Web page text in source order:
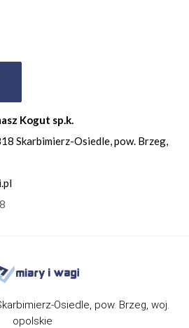
Kogut sp.k.
Skarbimierz-Osiedle, pow. Brzeg,
Osiedle, pow. Brzeg, woj.
opolskie